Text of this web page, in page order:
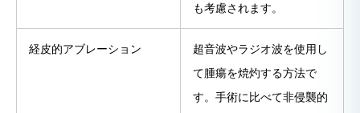
も考慮されます。
経皮的アブレーション
超音波やラジオ波を使用し
て腫瘍を焼灼する方法で
す。手術に比べて非侵襲的